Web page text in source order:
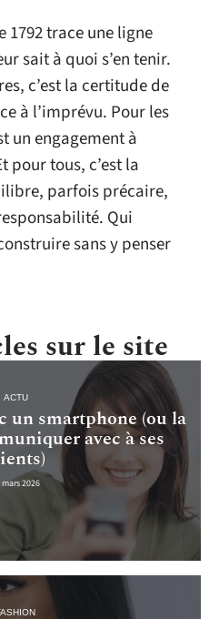
1792 trace une ligne
sait à quoi s’en tenir.
c’est la certitude de
à l’imprévu. Pour les
un engagement à
pour tous, c’est la
parfois précaire,
Qui
sans y penser
sur le site
ACTU
un smartphone (ou la
avec à ses
mars 2026